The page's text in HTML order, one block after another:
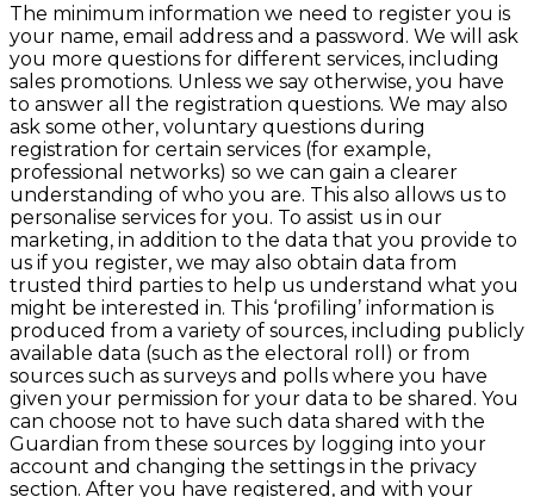
The minimum information we need to register you is
your name, email address and a password. We will ask
you more questions for different services, including
sales promotions. Unless we say otherwise, you have
to answer all the registration questions. We may also
ask some other, voluntary questions during
registration for certain services (for example,
professional networks) so we can gain a clearer
understanding of who you are. This also allows us to
personalise services for you. To assist us in our
marketing, in addition to the data that you provide to
us if you register, we may also obtain data from
trusted third parties to help us understand what you
might be interested in. This ‘profiling’ information is
produced from a variety of sources, including publicly
available data (such as the electoral roll) or from
sources such as surveys and polls where you have
given your permission for your data to be shared. You
can choose not to have such data shared with the
Guardian from these sources by logging into your
account and changing the settings in the privacy
section. After you have registered, and with your